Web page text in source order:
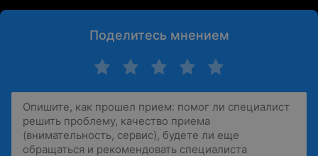
Поделитесь мнением